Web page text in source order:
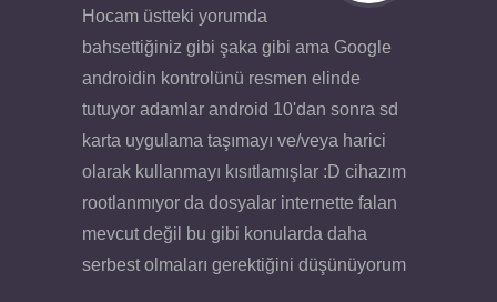
Hocam üstteki yorumda
bahsettiğiniz gibi şaka gibi ama Google
androidin kontrolünü resmen elinde
tutuyor adamlar android 10'dan sonra sd
karta uygulama taşımayı ve/veya harici
olarak kullanmayı kısıtlamışlar :D cihazım
rootlanmıyor da dosyalar internette falan
mevcut değil bu gibi konularda daha
serbest olmaları gerektiğini düşünüyorum